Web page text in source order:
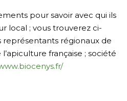
pour savoir avec qui ils
local ; vous trouverez ci-
représentants régionaux de
française ; société